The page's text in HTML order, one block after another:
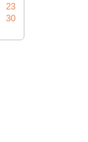
23
30